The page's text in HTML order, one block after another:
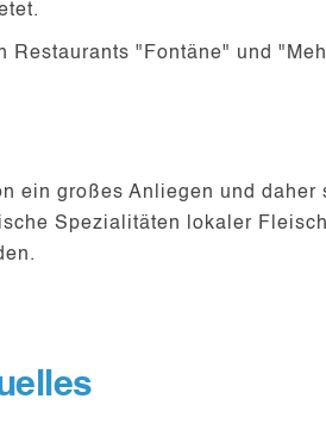
"Fontäne" und
ein großes Anliegen und
Spezialitäten lokaler